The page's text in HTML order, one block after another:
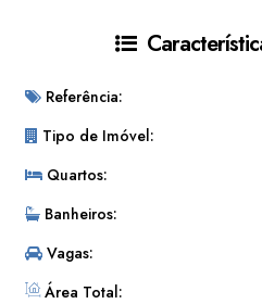
Referência:
Tipo de Imóvel:
Quartos:
Banheiros:
Vagas:
Área Total: